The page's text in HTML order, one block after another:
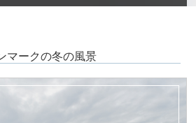
ークの冬の風景